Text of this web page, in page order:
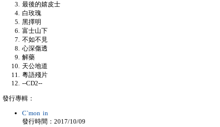
最後的嬉皮士
白玫瑰
黑擇明
富士山下
不如不見
心深傷透
解藥
天公地道
粵語殘片
--CD2--
發行專輯：
C`mon in
發行時間：2017/10/09